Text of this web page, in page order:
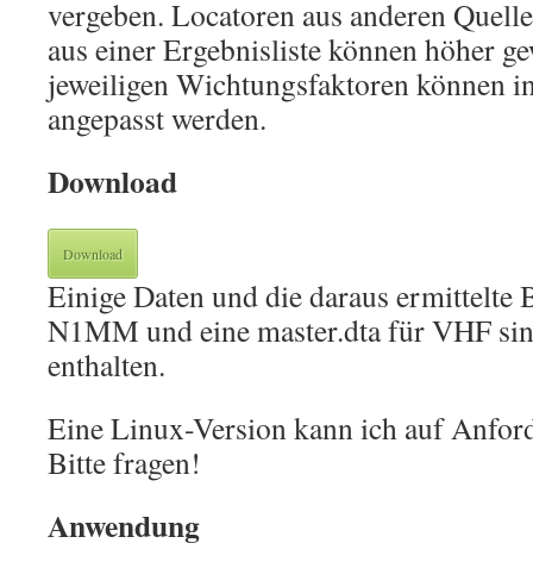
vergeben. Locatoren aus anderen
aus einer Ergebnisliste können höher
jeweiligen Wichtungsfaktoren können
angepasst werden.
Download
Download
Einige Daten und die daraus
N1MM und eine master.dta für VHF
enthalten.
Eine Linux-Version kann ich auf
Bitte fragen!
Anwendung